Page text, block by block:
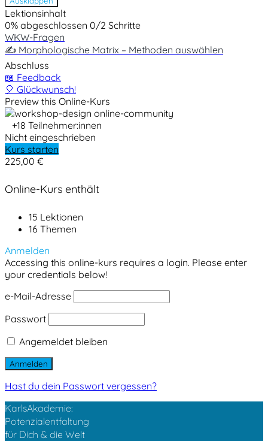
Lektionsinhalt
0% abgeschlossen 0/2 Schritte
WKW-Fragen
✍️ Morphologische Matrix – Methoden auswählen
Abschluss
📖 Feedback
🎈 Glückwunsch!
Preview this Online-Kurs
+18 Teilnehmer:innen
Nicht eingeschrieben
Kurs starten
225,00 €
Online-Kurs enthält
15 Lektionen
16 Themen
Anmelden
Accessing this online-kurs requires a login. Please enter
your credentials below!
e-Mail-Adresse
Passwort
Angemeldet bleiben
Hast du dein Passwort vergessen?
KarlsAkademie:
Potenzialentfaltung
für Dich & die Welt